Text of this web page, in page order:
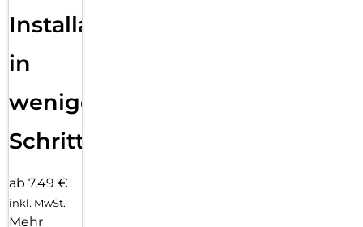
Installation
in
wenigen
Schritten
ab 7,49 €
inkl. MwSt.
Mehr